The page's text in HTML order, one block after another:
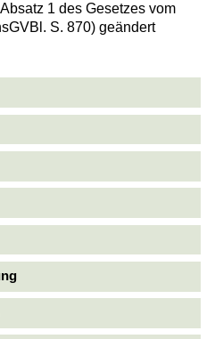
1 des Gesetzes vom
S. 870) geändert